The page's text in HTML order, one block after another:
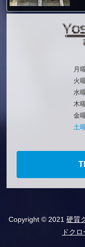
月
火
水
木
金
土
Copyright © 2021 硬質
ドク